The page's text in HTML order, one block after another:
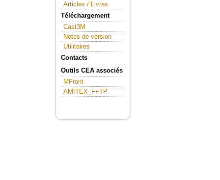
Articles / Livres
Téléchargement
Cast3M
Notes de version
Utilitaires
Contacts
Outils CEA associés
MFront
AMITEX_FFTP